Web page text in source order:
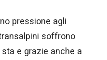
pressione agli
soffrono
sta e grazie anche a